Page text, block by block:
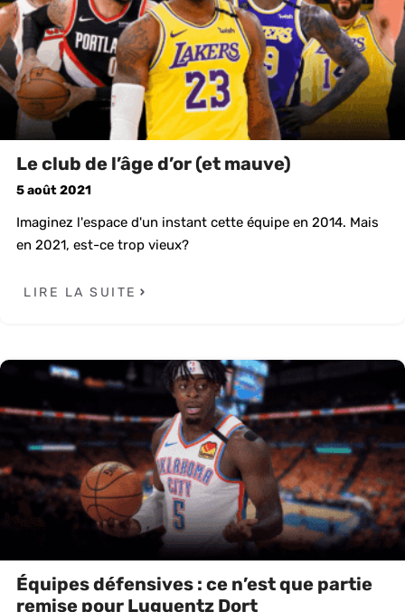
Le club de l’âge d’or (et mauve)
5 août 2021
Imaginez l'espace d'un instant cette équipe en 2014. Mais
en 2021, est-ce trop vieux?
LIRE LA SUITE
Équipes défensives : ce n’est que partie
remise pour Luguentz Dort